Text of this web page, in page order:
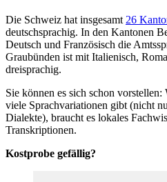
Die Schweiz hat insgesamt 26
deutschsprachig. In den Kantonen
Deutsch und Französisch die
Graubünden ist mit Italienisch,
dreisprachig.
Sie können es sich schon
viele Sprachvariationen gibt (nicht
Dialekte), braucht es lokales
Transkriptionen.
Kostprobe gefällig?